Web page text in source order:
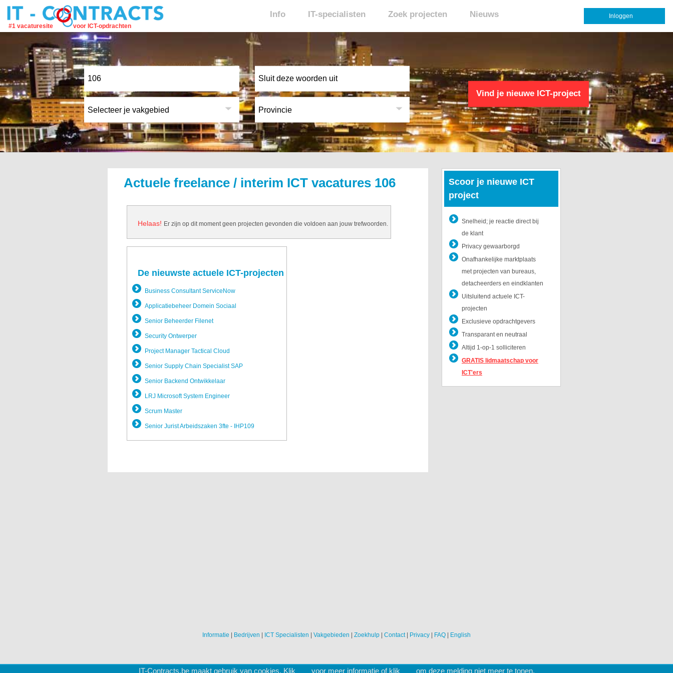
IT-Contracts.be maakt gebruik van cookies. Klik voor meer informatie of klik om deze melding niet meer te tonen.
#1 vacaturesite voor ICT-opdrachten
Inloggen
Info IT-specialisten Zoek projecten Nieuws
Vind je nieuwe ICT-project
Actuele freelance / interim ICT vacatures 106
Helaas! Er zijn op dit moment geen projecten gevonden die voldoen aan jouw trefwoorden.
De nieuwste actuele ICT-projecten
Business Consultant ServiceNow
Applicatie­beheer Domein Sociaal
Senior Beheerder Filenet
Security Ontwerper
Project Manager Tactical Cloud
Senior Supply Chain Specialist SAP
Senior Backend Ontwikkela­ar
LRJ Microsoft System Engineer
Scrum Master
Senior Jurist Arbeidszak­en 3fte - IHP109
Scoor je nieuwe ICT
project
Snelheid; je reactie direct bij
de klant
Privacy gewaarborgd
Onafhankelijke marktplaats
met projecten van bureaus,
detacheerders en eindklanten
Uitsluitend actuele ICT-
projecten
Exclusieve opdrachtgevers
Transparant en neutraal
Altijd 1-op-1 solliciteren
GRATIS lidmaatschap voor
ICT'ers
Informatie Bedrijven ICT Specialisten Vakgebieden Zoekhulp Contact| Privacy FAQ English